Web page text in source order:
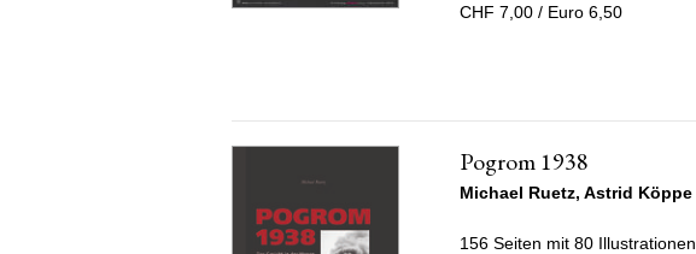
CHF 7,00 / Euro 6,50
Pogrom 1938
Michael Ruetz, Astrid Köppe
156 Seiten mit 80 Illustrationen